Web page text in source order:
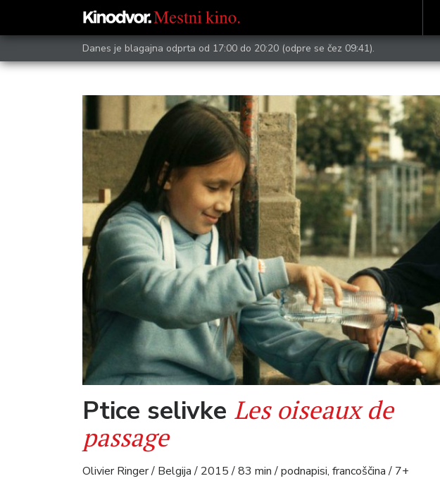
Danes je blagajna odprta od 17:00 do 20:20 (odpre se čez 09:41).
Ptice selivke Les oiseaux de
passage
Olivier Ringer / Belgija / 2015 / 83 min / podnapisi, francoščina / 7+